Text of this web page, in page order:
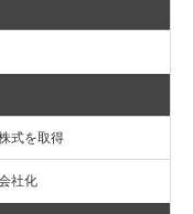
式を取得
社化